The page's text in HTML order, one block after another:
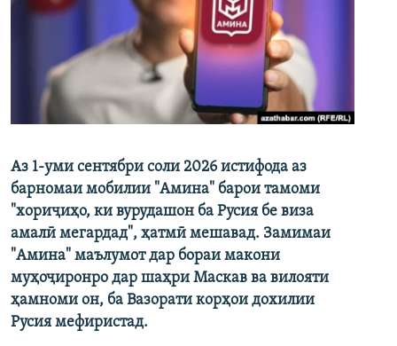
Аз 1-уми сентябри соли 2026 истифода аз
барномаи мобилии "Амина" барои тамоми
"хориҷиҳо, ки вурудашон ба Русия бе виза
амалӣ мегардад", ҳатмӣ мешавад. Замимаи
"Амина" маълумот дар бораи макони
муҳоҷиронро дар шаҳри Маскав ва вилояти
ҳамноми он, ба Вазорати корҳои дохилии
Русия мефиристад.